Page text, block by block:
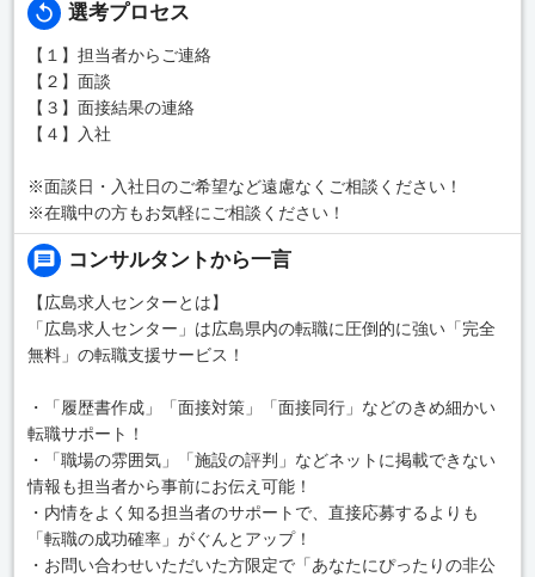
選考プロセス
【１】担当者からご連絡
【２】面談
【３】面接結果の連絡
【４】入社
※面談日・入社日のご希望など遠慮なくご相談ください！
※在職中の方もお気軽にご相談ください！
コンサルタントから一言
【広島求人センターとは】
「広島求人センター」は広島県内の転職に圧倒的に強い「完全
無料」の転職支援サービス！
・「履歴書作成」「面接対策」「面接同行」などのきめ細かい
転職サポート！
・「職場の雰囲気」「施設の評判」などネットに掲載できない
情報も担当者から事前にお伝え可能！
・内情をよく知る担当者のサポートで、直接応募するよりも
「転職の成功確率」がぐんとアップ！
・お問い合わせいただいた方限定で「あなたにぴったりの非公